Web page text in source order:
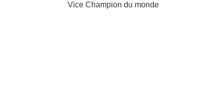
Vice Champion du monde